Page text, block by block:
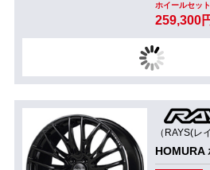
ホイールセッ
259,300
（RAYS(レ
HOMURA